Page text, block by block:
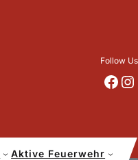
Follow Us
https://www.facebook.com/p/Feuerwehr-Wilhelmsdorf-Mfr-100041655560073/?locale=de_DE https://www.instagram.com/feuerwehr_wilhelmsdorf_mfr/
Aktive Feuerwehr